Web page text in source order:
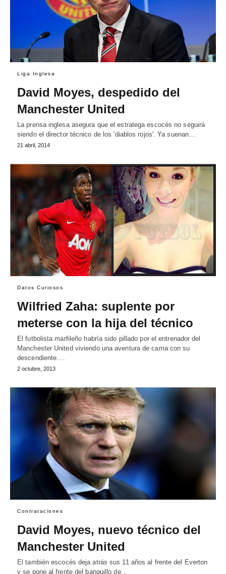
Liga Inglesa
David Moyes, despedido del
Manchester United
La prensa inglesa asegura que el estratega escocés no seguirá
siendo el director técnico de los 'diablos rojos'. Ya suenan…
21 abril, 2014
Datos Curiosos
Wilfried Zaha: suplente por
meterse con la hija del técnico
El futbolista marfileño habría sido pillado por el entrenador del
Manchester United viviendo una aventura de cama con su
descendiente.…
2 octubre, 2013
Contrataciones
David Moyes, nuevo técnico del
Manchester United
El también escocés deja atrás sus 11 años al frente del Everton
y se pone al frente del banquillo de…